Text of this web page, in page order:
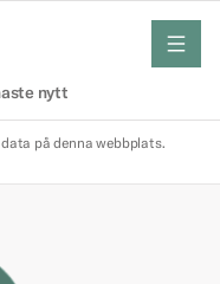
nytt
meny
på denna webbplats.